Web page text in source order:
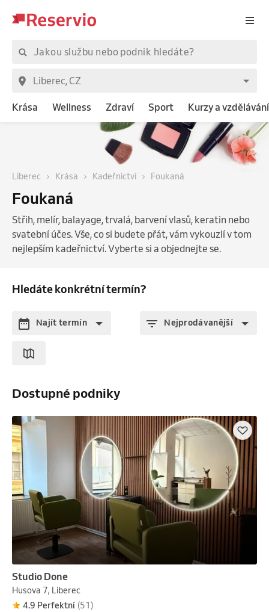
Krása Wellness Zdraví Sport Kurzy a vzdělávání
Liberec Krása Kadeřnictví Foukaná
Foukaná
Střih, melír, balayage, trvalá, barvení vlasů, keratin nebo
svatební účes. Vše, co si budete přát, vám vykouzlí v tom
nejlepším kadeřnictví. Vyberte si a objednejte se.
Hledáte konkrétní termín?
Najít termín Nejprodávanější
Dostupné podniky
Studio Done
Husova 7, Liberec
4.9 Perfektní (51)